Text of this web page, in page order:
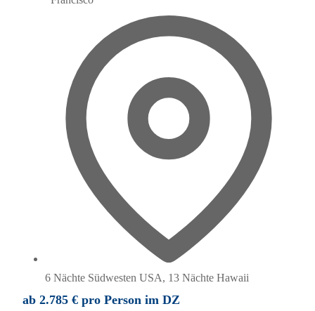
6 Nächte Südwesten USA, 13 Nächte Hawaii
ab 2.785 € pro Person im DZ